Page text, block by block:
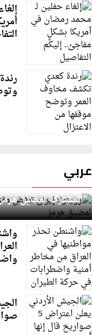
عربي
رويترز: إيران ترفض
المشتركة لمضيق